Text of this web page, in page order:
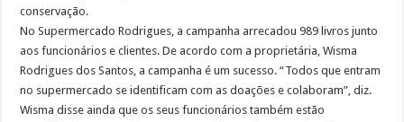
conservação.
No Supermercado Rodrigues, a campanha arrecadou 989 livros junto
aos funcionários e clientes. De acordo com a proprietária, Wisma
Rodrigues dos Santos, a campanha é um sucesso. “Todos que entram
no supermercado se identificam com as doações e colaboram”, diz.
Wisma disse ainda que os seus funcionários também estão